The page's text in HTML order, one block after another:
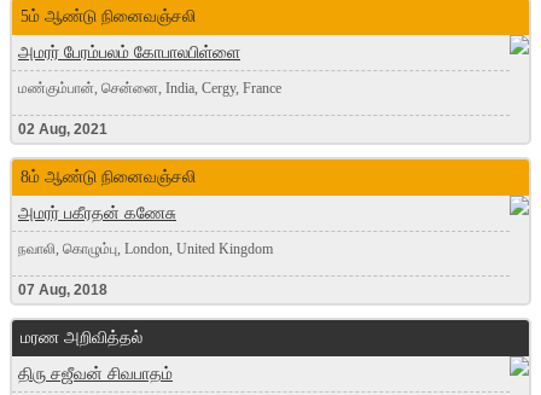
5ம் ஆண்டு நினைவஞ்சலி
அமரர் பேரம்பலம் கோபாலபிள்ளை
மண்கும்பான், சென்னை, India, Cergy, France
02 Aug, 2021
8ம் ஆண்டு நினைவஞ்சலி
அமரர் பகீரதன் கணேசு
நவாலி, கொழும்பு, London, United Kingdom
07 Aug, 2018
மரண அறிவித்தல்
திரு சஜீவன் சிவபாதம்